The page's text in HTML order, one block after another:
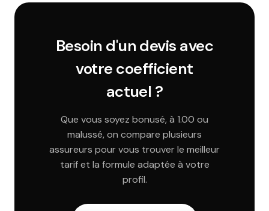
Besoin d'un devis avec
votre coefficient
actuel ?
Que vous soyez bonusé, à 1.00 ou
malussé, on compare plusieurs
assureurs pour vous trouver le meilleur
tarif et la formule adaptée à votre
profil.